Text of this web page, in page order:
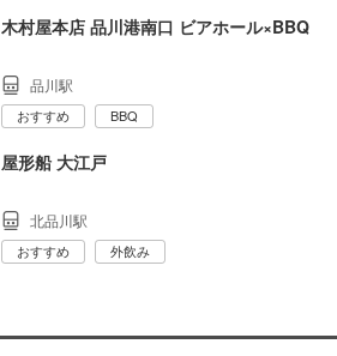
木村屋本店 品川港南口 ビアホール×BBQ
品川駅
おすすめ BBQ
屋形船 大江戸
北品川駅
おすすめ 外飲み